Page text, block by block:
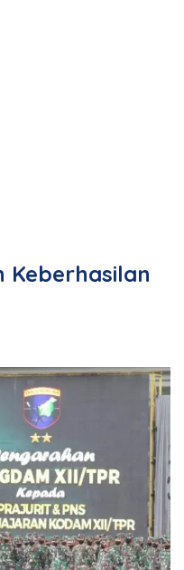
Keberhasilan